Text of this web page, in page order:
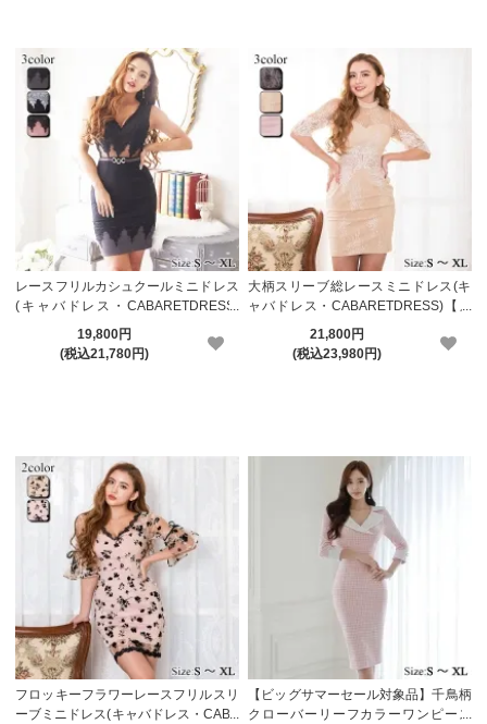
レースフリルカシュクールミニドレス
(キャバドレス・CABARETDRESS)
【メーカーお取り寄せ】
19,800円
(税込21,780円)
大柄スリーブ総レースミニドレス(キ
ャバドレス・CABARETDRESS)【メ
ーカーお取り寄せ】
21,800円
(税込23,980円)
フロッキーフラワーレースフリルスリ
ーブミニドレス(キャバドレス・CABA
【ビッグサマーセール対象品】千鳥柄
クローバーリーフカラーワンピース